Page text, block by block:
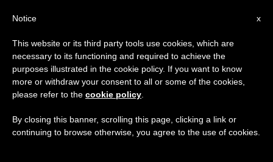
×
Aviso importante
Del 27 de julio al 7 de agosto haremos la pausa
anual, aprovechando que en el periodo de verano
se generan menos informaciones y también el
x
Notice
This website or its third party tools use cookies, which are
necessary to its functioning and required to achieve the
purposes illustrated in the cookie policy. If you want to know
more or withdraw your consent to all or some of the cookies,
please refer to the cookie policy
By closing this banner, scrolling this page, clicking a link or
continuing to browse otherwise, you agree to the use of cookies.